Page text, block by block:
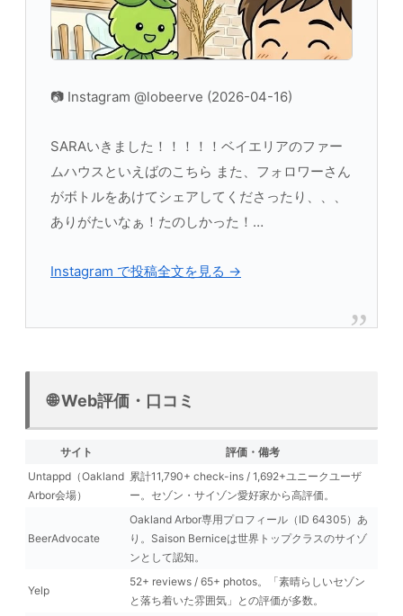
📷 Instagram @lobeerve (2026-04-16)
SARAいきました！！！！！ベイエリアのファー
ムハウスといえばのこちら また、フォロワーさん
がボトルをあけてシェアしてくださったり、、、
ありがたいなぁ！たのしかった！…
Instagram で投稿全文を見る →
🌐 Web評価・口コミ
サイト
評価・備考
Untappd（Oakland
Arbor会場）
累計11,790+ check-ins / 1,692+ユニークユーザ
ー。セゾン・サイゾン愛好家から高評価。
BeerAdvocate
Oakland Arbor専用プロフィール（ID 64305）あ
り。Saison Berniceは世界トップクラスのサイゾ
ンとして認知。
Yelp
52+ reviews / 65+ photos。「素晴らしいセゾン
と落ち着いた雰囲気」との評価が多数。